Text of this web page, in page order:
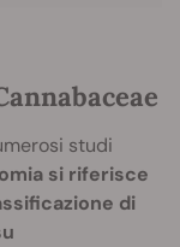
studi
si riferisce
di